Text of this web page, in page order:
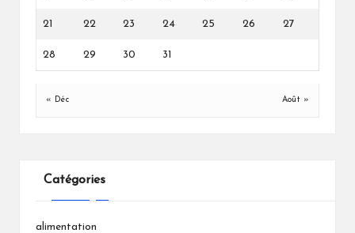
21 22 23 24 25 26 27
28 29 30 31
« Déc Août »
Catégories
alimentation